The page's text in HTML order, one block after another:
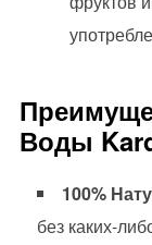
Воды
100%
без каких-